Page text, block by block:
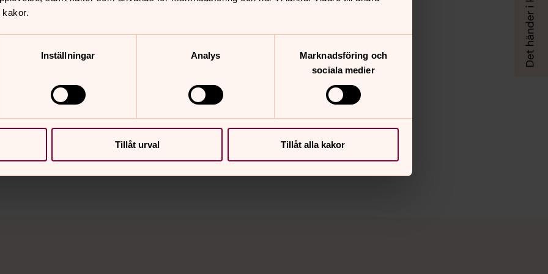
Inställningar Analys
Marknadsföring och
sociala medier
Tillåt urval Tillåt alla kakor